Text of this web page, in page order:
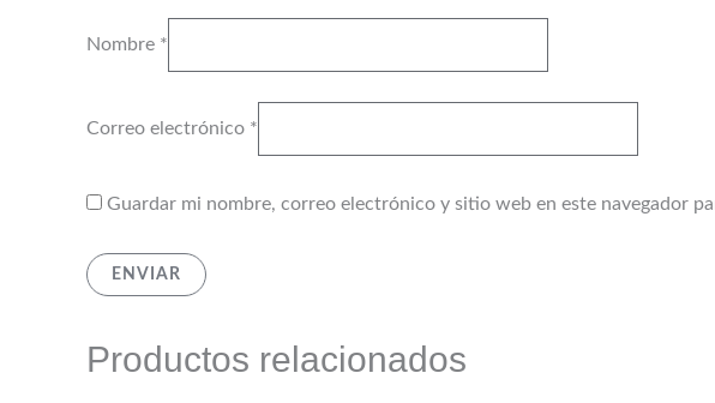
Nombre *
Correo electrónico *
Guardar mi nombre, correo electrónico y sitio web en este navegador
Productos relacionados